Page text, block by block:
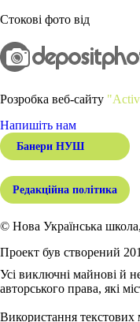
Стокові фото від
Розробка веб-сайту
Напишіть нам
Банери НУШ
Редакційна політика
© Нова Українська
Проект був створений
Усі виключні майнові й
авторського права, які
Використання текстових